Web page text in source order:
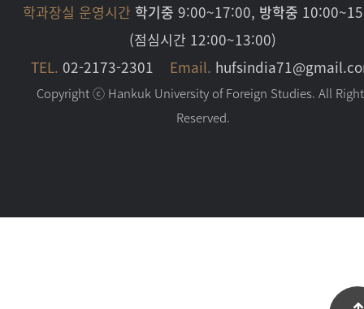
학과장실 운영시간 학기중 9:00~17:00, 방학중
(점심시간 12:00~13:00)
TEL. 02-2173-2301 Email.
Copyright ⓒ Hankuk University of Foreign Studies. All
Reserved.